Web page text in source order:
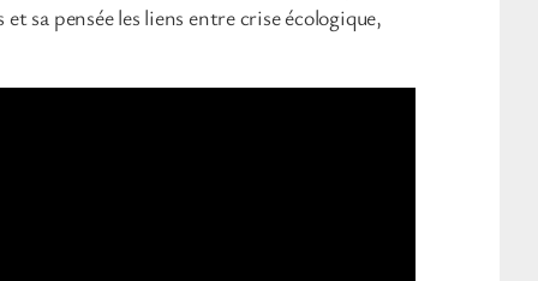
sa pensée les liens entre crise écologique,